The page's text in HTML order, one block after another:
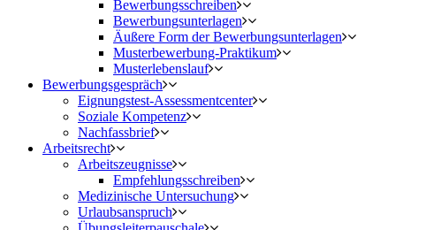
Bewerbungsschreiben
Bewerbungsunterlagen
Äußere Form der Bewerbungsunterlagen
Musterbewerbung-Praktikum
Musterlebenslauf
Bewerbungsgespräch
Eignungstest-Assessmentcenter
Soziale Kompetenz
Nachfassbrief
Arbeitsrecht
Arbeitszeugnisse
Empfehlungsschreiben
Medizinische Untersuchung
Urlaubsanspruch